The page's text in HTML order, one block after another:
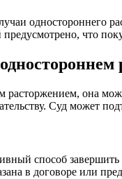
одностороннего
что
расторжением, она
Суд может
способ
в договоре или